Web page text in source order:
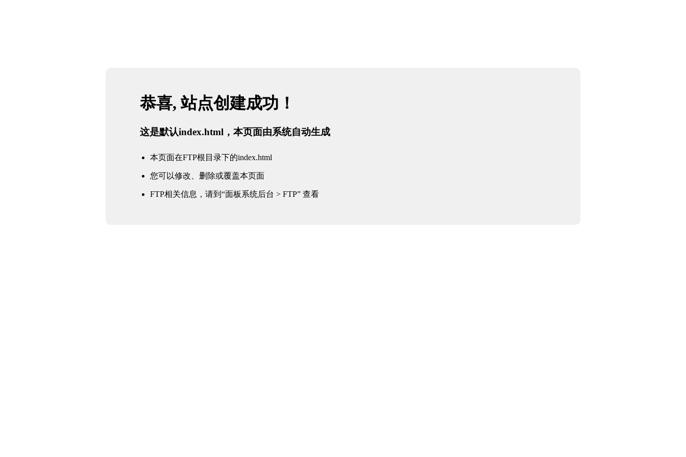
恭喜, 站点创建成功！
这是默认index.html，本页面由系统自动生成
本页面在FTP根目录下的index.html
您可以修改、删除或覆盖本页面
FTP相关信息，请到“面板系统后台 > FTP” 查看